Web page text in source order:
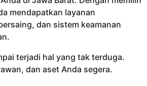
mendapatkan layanan
dan sistem keamanan
terjadi hal yang tak terduga.
dan aset Anda segera.